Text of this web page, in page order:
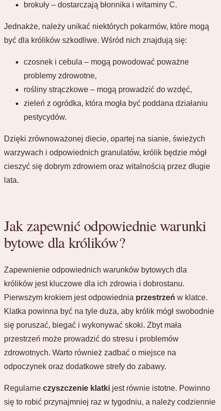
brokuły – dostarczają błonnika i witaminy C.
Jednakże, należy unikać niektórych pokarmów, które mogą
być dla królików szkodliwe. Wśród nich znajdują się:
czosnek i cebula – mogą powodować poważne
problemy zdrowotne,
rośliny strączkowe – mogą prowadzić do wzdęć,
zieleń z ogródka, która mogła być poddana działaniu
pestycydów.
Dzięki zrównoważonej diecie, opartej na sianie, świeżych
warzywach i odpowiednich granulatów, królik będzie mógł
cieszyć się dobrym zdrowiem oraz witalnością przez długie
lata.
Jak zapewnić odpowiednie warunki
bytowe dla królików?
Zapewnienie odpowiednich warunków bytowych dla
królików jest kluczowe dla ich zdrowia i dobrostanu.
Pierwszym krokiem jest odpowiednia przestrzeń w klatce.
Klatka powinna być na tyle duża, aby królik mógł swobodnie
się poruszać, biegać i wykonywać skoki. Zbyt mała
przestrzeń może prowadzić do stresu i problemów
zdrowotnych. Warto również zadbać o miejsce na
odpoczynek oraz dodatkowe strefy do zabawy.
Regularne czyszczenie klatki jest równie istotne. Powinno
się to robić przynajmniej raz w tygodniu, a należy codziennie